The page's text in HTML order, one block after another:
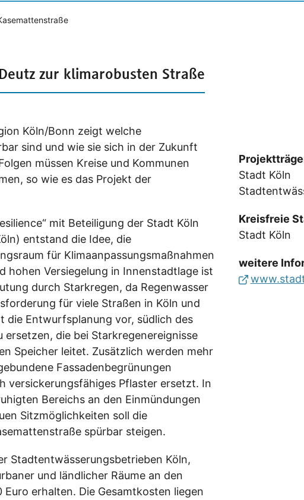
zur klimarobusten Straße
Köln/Bonn zeigt welche
sind und wie sie sich in der Zukunft
müssen Kreise und Kommunen
so wie es das Projekt der
mit Beteiligung der Stadt Köln
entstand die Idee, die
für Klimaanpassungsmaßnahmen
hohen Versiegelung in Innenstadtlage ist
durch Starkregen, da Regenwasser
für viele Straßen in Köln und
die Entwurfsplanung vor, südlich des
die bei Starkregenereignisse
Speicher leitet. Zusätzlich werden mehr
Fassadenbegrünungen
versickerungsfähiges Pflaster ersetzt. In
Bereichs an den Einmündungen
Sitzmöglichkeiten soll die
spürbar steigen.
Stadtentwässerungsbetrieben Köln,
und ländlicher Räume an den
erhalten. Die Gesamtkosten liegen
Stadt Köln
Kreisfreie
Stadt Köln
weitere